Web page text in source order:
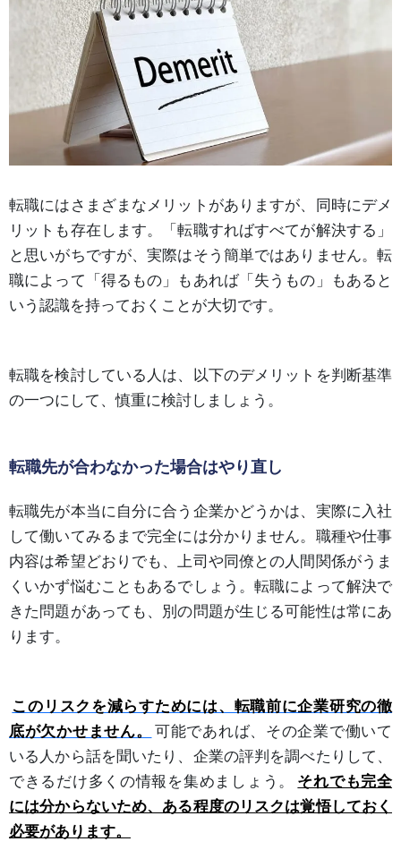
転職にはさまざまなメリットがありますが、同時にデメ
リットも存在します。「転職すればすべてが解決する」
と思いがちですが、実際はそう簡単ではありません。転
職によって「得るもの」もあれば「失うもの」もあると
いう認識を持っておくことが大切です。
転職を検討している人は、以下のデメリットを判断基準
の一つにして、慎重に検討しましょう。
転職先が合わなかった場合はやり直し
転職先が本当に自分に合う企業かどうかは、実際に入社
して働いてみるまで完全には分かりません。職種や仕事
内容は希望どおりでも、上司や同僚との人間関係がうま
くいかず悩むこともあるでしょう。転職によって解決で
きた問題があっても、別の問題が生じる可能性は常にあ
ります。
このリスクを減らすためには、転職前に企業研究の徹
底が欠かせません。
可能であれば、その企業で働いて
いる人から話を聞いたり、企業の評判を調べたりして、
できるだけ多くの情報を集めましょう。
それでも完全
には分からないため、ある程度のリスクは覚悟しておく
必要があります。